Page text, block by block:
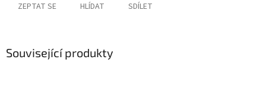
ZEPTAT SE HLÍDAT SDÍLET
Související produkty